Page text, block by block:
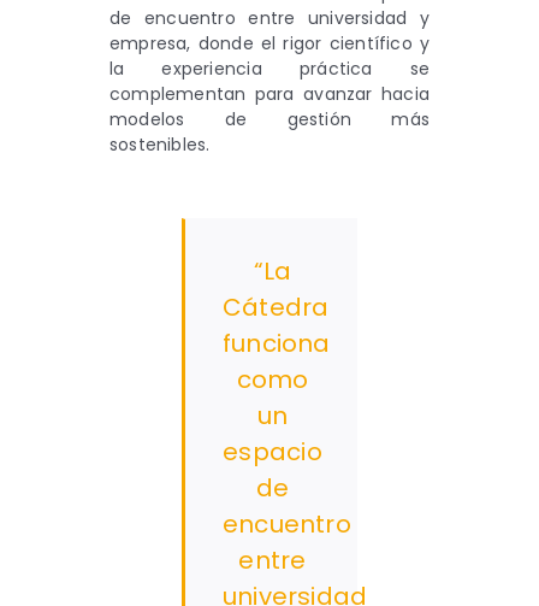
de encuentro entre universidad y
empresa, donde el rigor científico y
la experiencia práctica se
complementan para avanzar hacia
modelos de gestión más
sostenibles.
“La
Cátedra
funciona
como
un
espacio
de
encuentro
entre
universidad